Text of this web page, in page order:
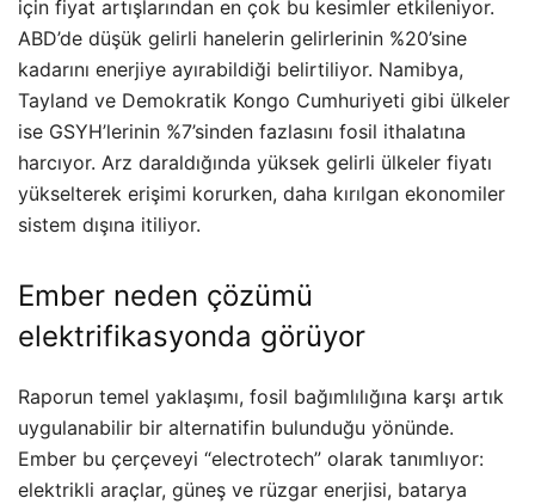
için fiyat artışlarından en çok bu kesimler etkileniyor.
ABD’de düşük gelirli hanelerin gelirlerinin %20’sine
kadarını enerjiye ayırabildiği belirtiliyor. Namibya,
Tayland ve Demokratik Kongo Cumhuriyeti gibi ülkeler
ise GSYH’lerinin %7’sinden fazlasını fosil ithalatına
harcıyor. Arz daraldığında yüksek gelirli ülkeler fiyatı
yükselterek erişimi korurken, daha kırılgan ekonomiler
sistem dışına itiliyor.
Ember neden çözümü
elektrifikasyonda görüyor
Raporun temel yaklaşımı, fosil bağımlılığına karşı artık
uygulanabilir bir alternatifin bulunduğu yönünde.
Ember bu çerçeveyi “electrotech” olarak tanımlıyor:
elektrikli araçlar, güneş ve rüzgar enerjisi, batarya